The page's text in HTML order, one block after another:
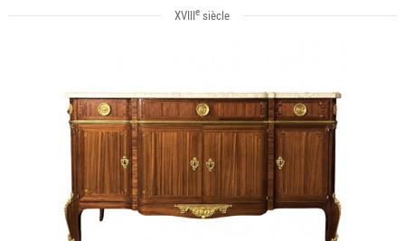
XVIIIe siècle